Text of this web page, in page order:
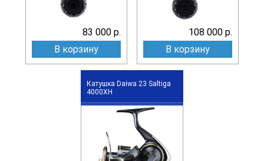
83 000 р.
В корзину
108 000 р.
В корзину
Катушка Daiwa 23 Saltiga
4000XH